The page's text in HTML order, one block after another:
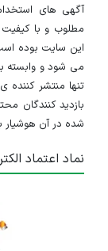
آگهی های
مطلوب و با
این سایت بوده
می شود و وابسته
تنها منتشر کننده
بازدید کنندگان
شده در آن هوشیار
نماد اعتماد